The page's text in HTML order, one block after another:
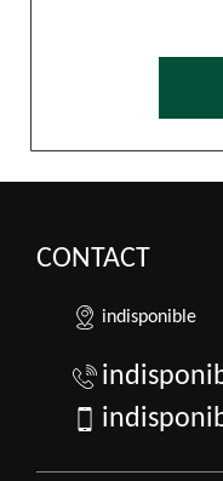
CONTACT
indisponible